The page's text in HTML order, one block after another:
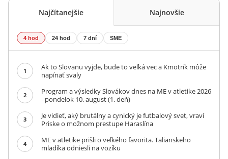
Najčítanejšie Najnovšie
4 hod 24 hod 7 dní SME
1
Ak to Slovanu vyjde, bude to veľká vec a Kmotrík môže
napínať svaly
2
Program a výsledky Slovákov dnes na ME v atletike 2026
- pondelok 10. august (1. deň)
3
Je vidieť, aký brutálny a cynický je futbalový svet, vraví
Priske o možnom prestupe Haraslína
4
ME v atletike prišli o veľkého favorita. Talianskeho
mladíka odniesli na vozíku